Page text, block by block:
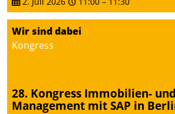
Wir sind dabei
Kongress
28. Kongress Immobilien-
Management mit SAP in